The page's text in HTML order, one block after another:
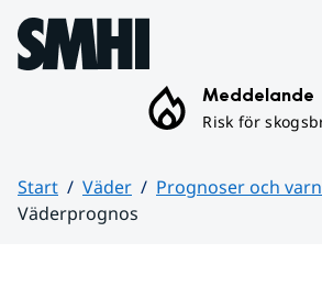
Hoppa till sidans innehåll
Meddelande
Risk för
Start Väder
Prognoser och
Väderprognos